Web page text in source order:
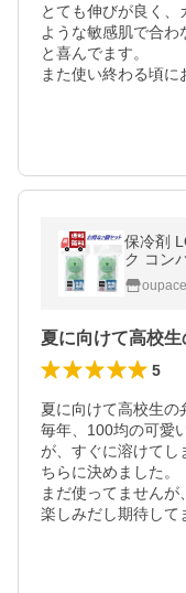
とても伸びが良く
ような敏感肌で合
と喜んでます。
また使い終わる頃に
保冷剤
ク コン
様 キャ
oupace
5
夏に向けて高校生の
毎年、100均の可愛
が、すぐに溶けてし
ちらに決めました。
まだ使ってません
楽しみだし期待して